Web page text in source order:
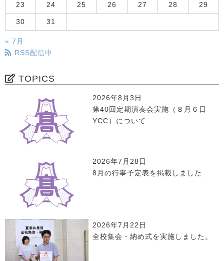
23 24 25 26 27 28 29
30 31
« 7月
RSS配信中
TOPICS
2026年8月3日
第40回定期演奏会実施（８月６日
YCC）について
2026年7月28日
8月の行事予定表を掲載しました
2026年7月22日
全校集会・納め式を実施しました。